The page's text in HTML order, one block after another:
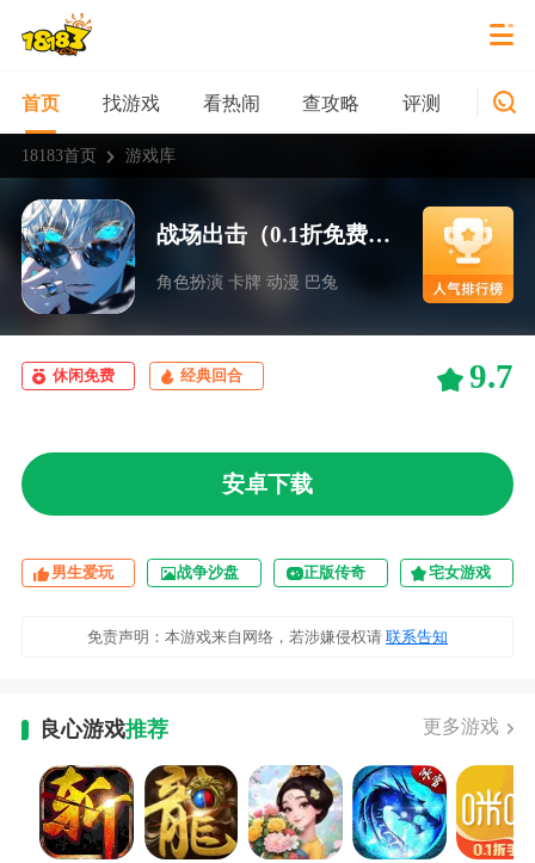
首页 找游戏 看热闹 查攻略 评测 新游
18183首页 游戏库
战场出击（0.1折免费版）
角色扮演 卡牌 动漫 巴兔
休闲免费 经典回合 9.7
安卓下载
男生爱玩 战争沙盘 正版传奇 宅女游戏
免责声明：本游戏来自网络，若涉嫌侵权请 联系告知
良心游戏推荐 更多游戏